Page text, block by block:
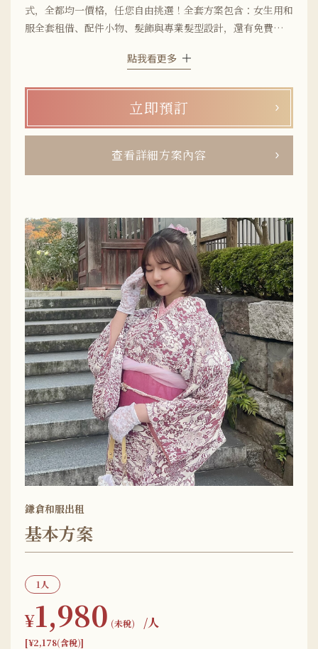
式，全都均一價格，任您自由挑選！全套方案包含：女生用和
服全套租借、配件小物、髮飾與專業髮型設計，還有免費行李
古典圖樣，我們提供豐富的風格選擇，搭配的腰帶也超過100
「鶴岡八幡宮」都只需走路約5分鐘，店舖就位在熱鬧的小町
通上，是鎌倉和服漫步的絕佳起點。想用優惠價格租到包含髮
型設計的可愛和服，絕不能錯過【鎌倉和服全套方案】！ ※
此方案為女性限定，暫不提供男性使用
點我看更多
立即預訂
查看詳細方案內容
鎌倉和服出租
基本方案
1人
¥1,980 (未稅) /人
[¥2,178(含稅)]